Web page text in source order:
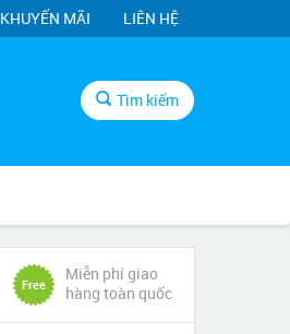
KHUYẾN MÃI LIÊN HỆ
Tìm kiếm
Free
Miễn phí giao
hàng toàn quốc